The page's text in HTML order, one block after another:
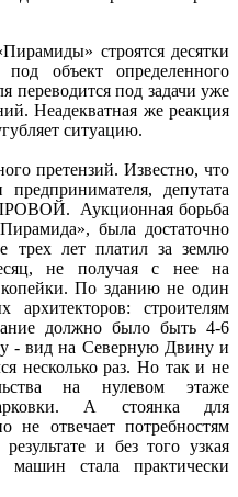
строятся десятки
под объект определенного
переводится под задачи уже
Неадекватная же реакция
ситуацию.
претензий. Известно, что
депутата
Аукционная борьба
была достаточно
трех лет платил за землю
не получая с нее на
По зданию не один
архитекторов: строителям
должно было быть 4-6
- вид на Северную Двину и
несколько раз. Но так и не
на нулевом этаже
А стоянка для
не отвечает потребностям
и без того узкая
машин стала практически